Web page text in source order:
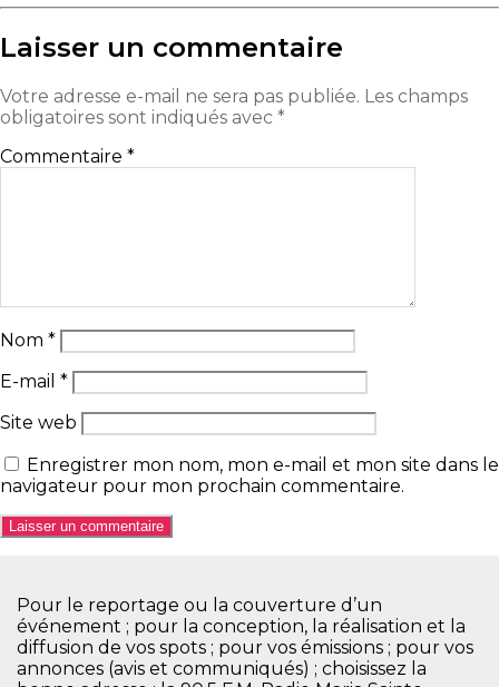
Laisser un commentaire
Votre adresse e-mail ne sera pas publiée. Les champs
obligatoires sont indiqués avec *
Commentaire *
Nom *
E-mail *
Site web
Enregistrer mon nom, mon e-mail et mon site dans le
navigateur pour mon prochain commentaire.
Pour le reportage ou la couverture d’un
événement ; pour la conception, la réalisation et la
diffusion de vos spots ; pour vos émissions ; pour vos
annonces (avis et communiqués) ; choisissez la